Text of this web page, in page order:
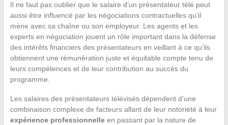
Il ne faut pas oublier que le salaire d’un présentateur télé peut
aussi être influencé par les négociations contractuelles qu’il
mène avec sa chaîne ou son employeur. Les agents et les
experts en négociation jouent un rôle important dans la défense
des intérêts financiers des présentateurs en veillant à ce qu’ils
obtiennent une rémunération juste et équitable compte tenu de
leurs compétences et de leur contribution au succès du
programme.
Les salaires des présentateurs télévisés dépendent d’une
combinaison complexe de facteurs allant de leur notoriété à leur
expérience professionnelleen passant par la nature de